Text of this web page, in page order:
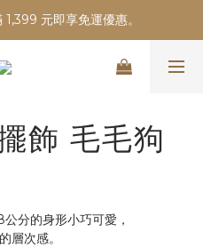
元即享免運優惠。
飾 毛毛狗
分的身形小巧可愛，
層次感。